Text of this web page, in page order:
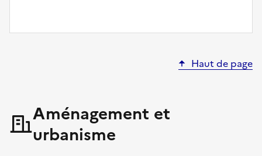
Haut de page
Aménagement et
urbanisme